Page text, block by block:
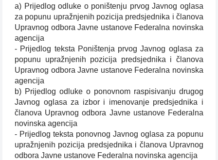
a) Prijedlog odluke o poništenju prvog Javnog oglasa
za popunu upražnjenih pozicija predsjednika i članova
Upravnog odbora Javne ustanove Federalna novinska
agencija
- Prijedlog teksta Poništenja prvog Javnog oglasa za
popunu upražnjenih pozicija predsjednika i članova
Upravnog odbora Javne ustanove Federalna novinska
agencija
b) Prijedlog odluke o ponovnom raspisivanju drugog
Javnog oglasa za izbor i imenovanje predsjednika i
članova Upravnog odbora Javne ustanove Federalna
novinska agencija
- Prijedlog teksta ponovnog Javnog oglasa za popunu
upražnjenih pozicija predsjednika i članova Upravnog
odbora Javne ustanove Federalna novinska agencija